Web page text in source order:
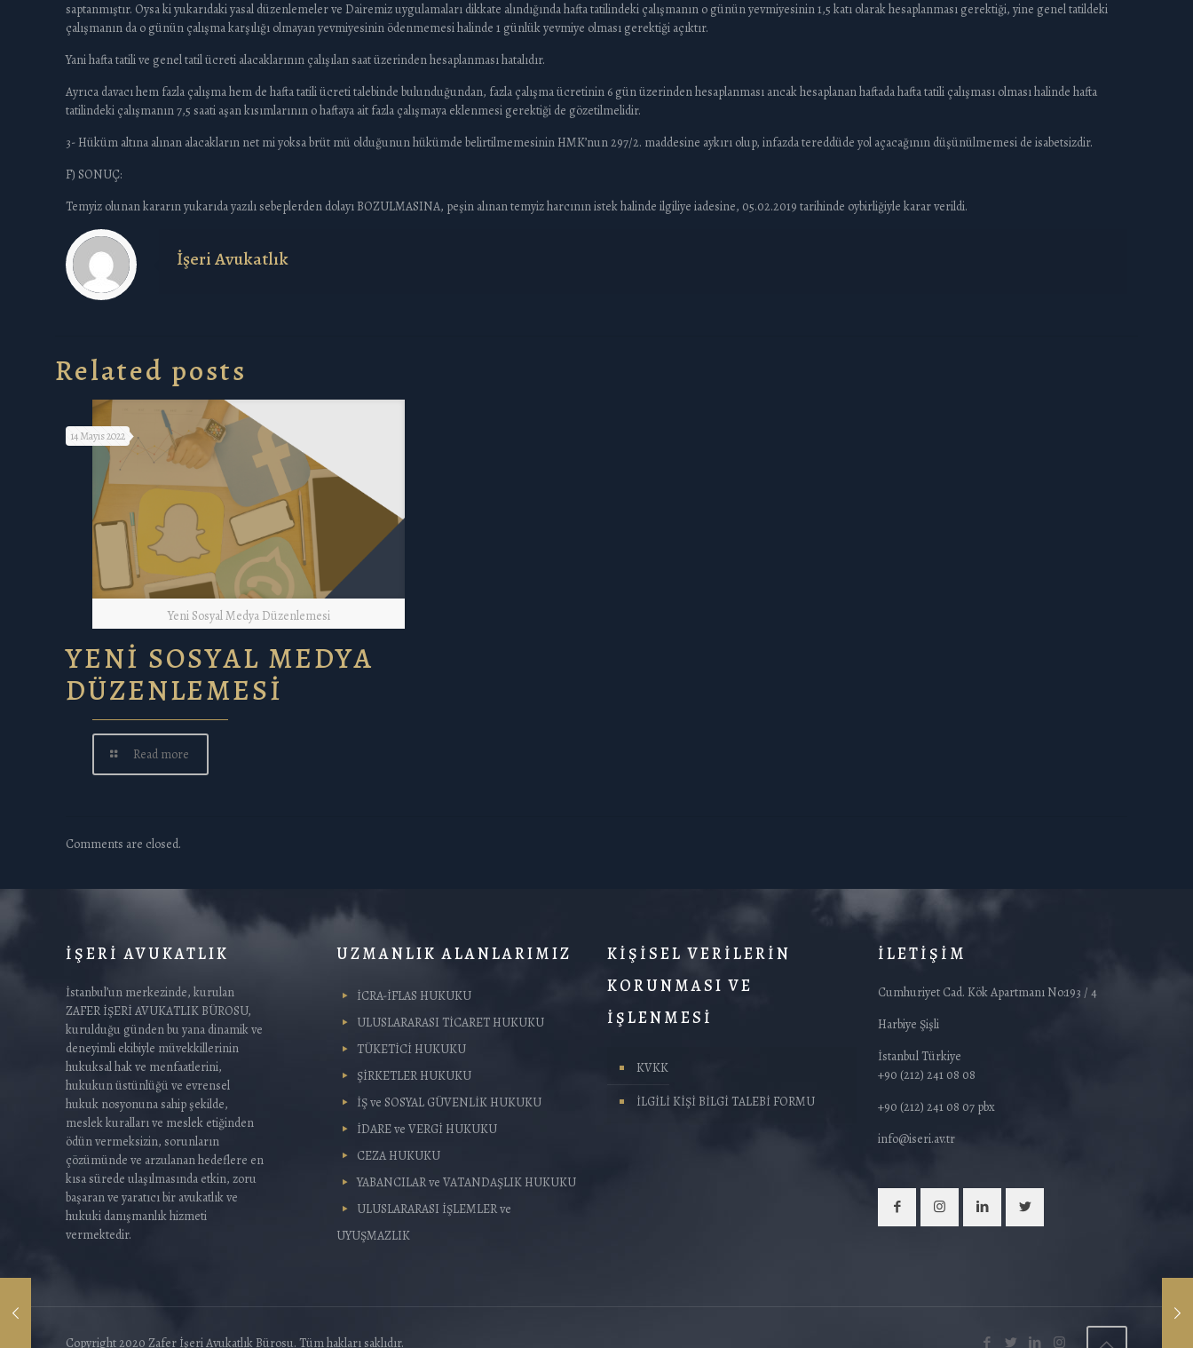
saptanmıştır. Oysa ki yukarıdaki yasal düzenlemeler ve Dairemiz uygulamaları dikkate alındığında hafta tatilindeki çalışmanın o günün yevmiyesinin 1,5 katı olarak hesaplanması gerektiği, yine genel tatildeki
çalışmanın da o günün çalışma karşılığı olmayan yevmiyesinin ödenmemesi halinde 1 günlük yevmiye olması gerektiği açıktır.
Yani hafta tatili ve genel tatil ücreti alacaklarının çalışılan saat üzerinden hesaplanması hatalıdır.
Ayrıca davacı hem fazla çalışma hem de hafta tatili ücreti talebinde bulunduğundan, fazla çalışma ücretinin 6 gün üzerinden hesaplanması ancak hesaplanan haftada hafta tatili çalışması olması halinde hafta
tatilindeki çalışmanın 7,5 saati aşan kısımlarının o haftaya ait fazla çalışmaya eklenmesi gerektiği de gözetilmelidir.
3- Hüküm altına alınan alacakların net mi yoksa brüt mü olduğunun hükümde belirtilmemesinin HMK’nun 297/2. maddesine aykırı olup, infazda tereddüde yol açacağının düşünülmemesi de isabetsizdir.
F) SONUÇ:
Temyiz olunan kararın yukarıda yazılı sebeplerden dolayı BOZULMASINA, peşin alınan temyiz harcının istek halinde ilgiliye iadesine, 05.02.2019 tarihinde oybirliğiyle karar verildi.
İşeri Avukatlık
Related posts
Yeni Sosyal Medya Düzenlemesi
14 Mayıs 2022
YENİ SOSYAL MEDYA
DÜZENLEMESİ
Read more
Comments are closed.
İŞERİ AVUKATLIK
İstanbul’un merkezinde, kurulan
ZAFER İŞERİ AVUKATLIK BÜROSU,
kurulduğu günden bu yana dinamik ve
deneyimli ekibiyle müvekkillerinin
hukuksal hak ve menfaatlerini,
hukukun üstünlüğü ve evrensel
hukuk nosyonuna sahip şekilde,
meslek kuralları ve meslek etiğinden
ödün vermeksizin, sorunların
çözümünde ve arzulanan hedeflere en
kısa sürede ulaşılmasında etkin, zoru
başaran ve yaratıcı bir avukatlık ve
hukuki danışmanlık hizmeti
vermektedir.
UZMANLIK ALANLARIMIZ
İCRA-İFLAS HUKUKU
ULUSLARARASI TİCARET HUKUKU
TÜKETİCİ HUKUKU
ŞİRKETLER HUKUKU
İŞ ve SOSYAL GÜVENLİK HUKUKU
İDARE ve VERGİ HUKUKU
CEZA HUKUKU
YABANCILAR ve VATANDAŞLIK HUKUKU
ULUSLARARASI İŞLEMLER ve
UYUŞMAZLIK
KİŞİSEL VERİLERİN
KORUNMASI VE
İŞLENMESİ
KVKK
İLGİLİ KİŞİ BİLGİ TALEBİ FORMU
İLETİŞİM
Cumhuriyet Cad. Kök Apartmanı No:193 / 4
Harbiye Şişli
İstanbul Türkiye
+90 (212) 241 08 08
+90 (212) 241 08 07 pbx
info@iseri.av.tr
Copyright 2020 Zafer İşeri Avukatlık Bürosu. Tüm hakları saklıdır.